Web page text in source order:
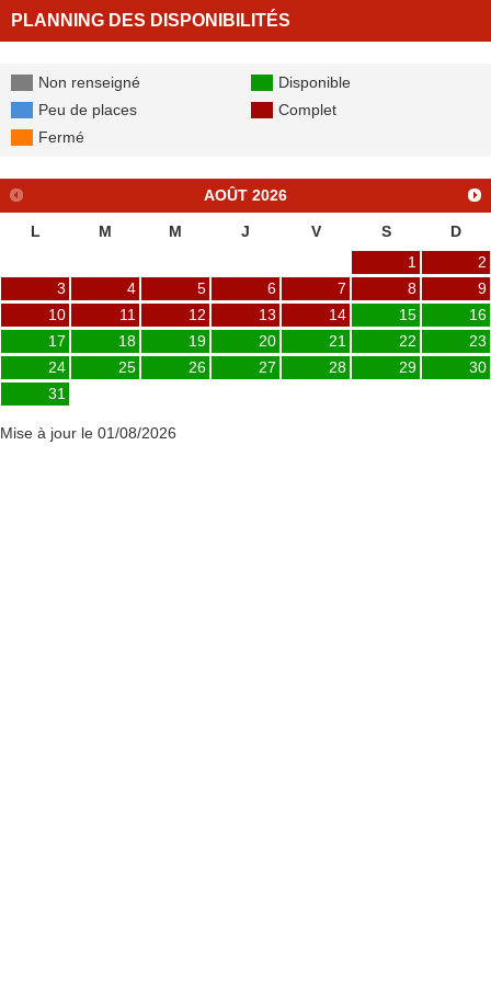
PLANNING DES DISPONIBILITÉS
Non renseigné
Disponible
Peu de places
Complet
Fermé
AOÛT 2026
L M M J V S
D
1
2
3
4 5 6 7 8
9
10
11 12 13 14 15
16
17
18 19 20 21 22
23
24
25 26 27 28 29
30
31
Mise à jour le 01/08/2026